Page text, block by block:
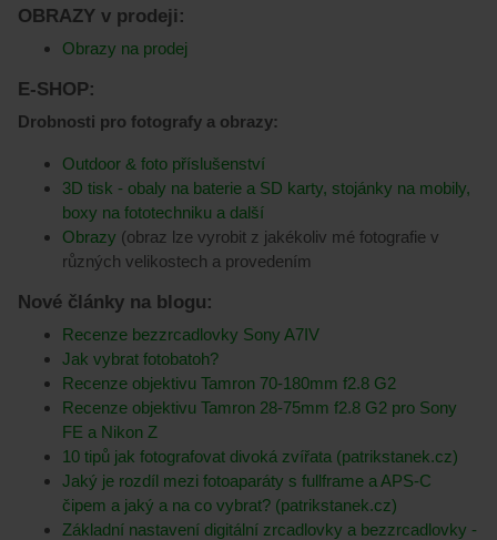
OBRAZY v prodeji:
Obrazy na prodej
E-SHOP:
Drobnosti pro fotografy a obrazy:
Outdoor & foto příslušenství
3D tisk - obaly na baterie a SD karty, stojánky na mobily,
boxy na fototechniku a další
Obrazy (obraz lze vyrobit z jakékoliv mé fotografie v
různých velikostech a provedením
Nové články na blogu:
Recenze bezzrcadlovky Sony A7IV
Jak vybrat fotobatoh?
Recenze objektivu Tamron 70-180mm f2.8 G2
Recenze objektivu Tamron 28-75mm f2.8 G2 pro Sony
FE a Nikon Z
10 tipů jak fotografovat divoká zvířata (patrikstanek.cz)
Jaký je rozdíl mezi fotoaparáty s fullframe a APS-C
čipem a jaký a na co vybrat? (patrikstanek.cz)
Základní nastavení digitální zrcadlovky a bezzrcadlovky -